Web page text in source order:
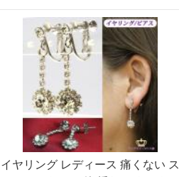
イヤリング レディース 痛くない ス